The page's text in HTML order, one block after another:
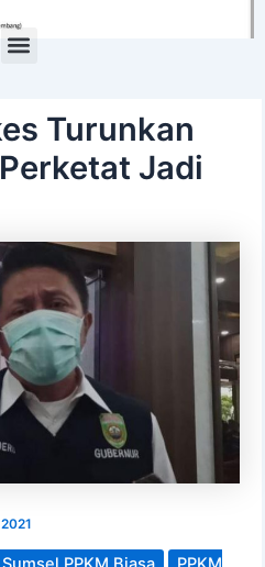
Turunkan
Jadi